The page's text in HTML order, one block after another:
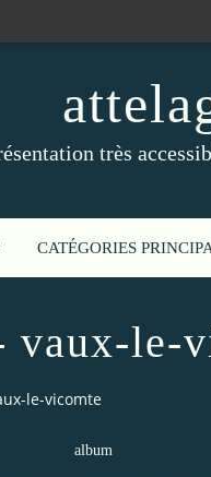
très
CATÉGORIES
vaux-le-
le-vicomte
album